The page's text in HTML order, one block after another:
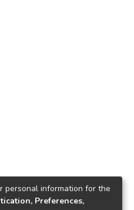
personal information for the
Preferences,